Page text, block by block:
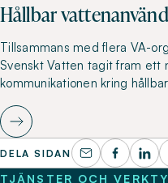
Hållbar
Tillsammans med flera VA-
Svenskt Vatten tagit fram ett
kommunikationen kring
DELA SIDAN
TJÄNSTER OCH